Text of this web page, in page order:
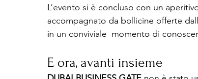
L’evento si è concluso con un
accompagnato da bollicine offerte
in un conviviale  momento di
E ora, avanti insieme